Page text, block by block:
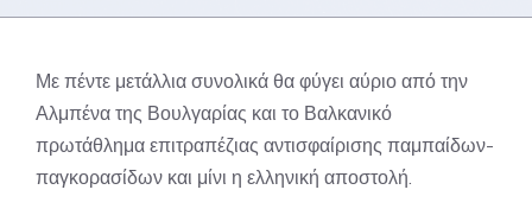
Με πέντε μετάλλια συνολικά θα φύγει αύριο από την
Αλμπένα της Βουλγαρίας και το Βαλκανικό
πρωτάθλημα επιτραπέζιας αντισφαίρισης παμπαίδων-
παγκορασίδων και μίνι η ελληνική αποστολή.